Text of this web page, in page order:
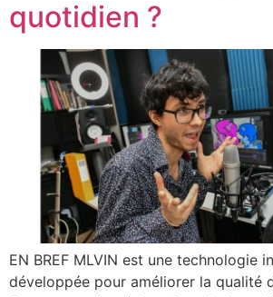
quotidien ?
EN BREF MLVIN est une technologie
développée pour améliorer la qualité